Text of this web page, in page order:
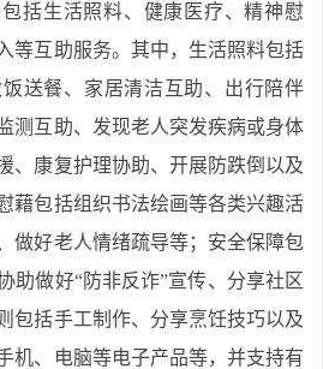
括生活照料、健康医疗、精神慰
等互助服务。其中，生活照料包括
送餐、家居清洁互助、出行陪伴
测互助、发现老人突发疾病或身体
、康复护理协助、开展防跌倒以及
藉包括组织书法绘画等各类兴趣活
做好老人情绪疏导等；安全保障包
助做好“防非反诈”宣传、分享社区
包括手工制作、分享烹饪技巧以及
机、电脑等电子产品等，并支持有